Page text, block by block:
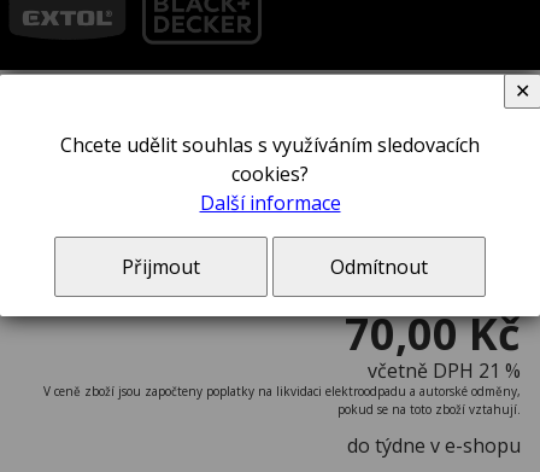
Šroubovák STANLEY® 0-64-930
70,00 Kč
včetně DPH 21 %
V ceně zboží jsou započteny poplatky na likvidaci elektroodpadu a autorské odměny,
pokud se na toto zboží vztahují.
do týdne v e-shopu
Chcete udělit souhlas s využíváním sledovacích
cookies?
Další informace
Přijmout Odmítnout
✕